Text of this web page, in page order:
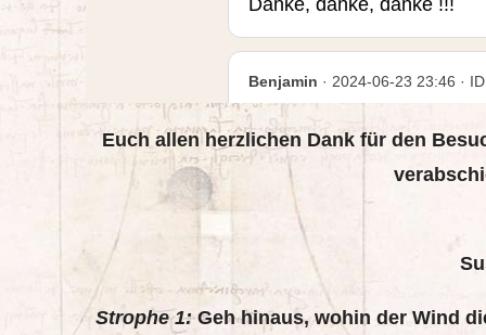
Euch allen herzlichen Dank für den
Strophe 1:Geh hinaus, wohin der Wind